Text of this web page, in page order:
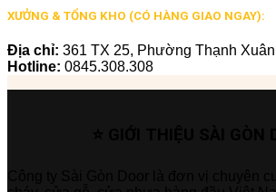
XƯỞNG & TỔNG KHO (CÓ HÀNG GIAO NGAY):
Địa chỉ: 361 TX 25, Phường Thạnh
Hotline: 0845.308.308